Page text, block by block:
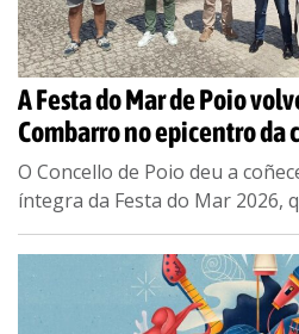
A Festa do Mar de Poio
Combarro no epicentro
O Concello de Poio deu a
íntegra da Festa do Mar 2026,
Combarro do 20 ao 23 de